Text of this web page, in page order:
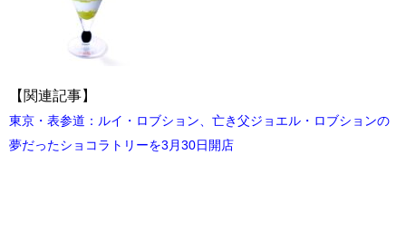
【関連記事】
東京・表参道：ルイ・ロブション、亡き父ジョエル・ロブションの
夢だったショコラトリーを3月30日開店